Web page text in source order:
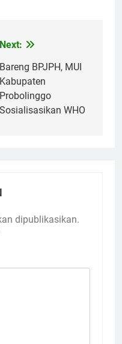
Next:
Bareng BPJPH, MUI
Kabupaten
Probolinggo
Sosialisasikan WHO
dipublikasikan.